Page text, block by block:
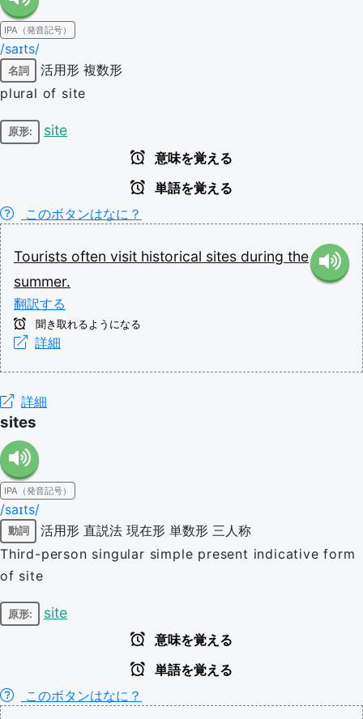
IPA（発音記号）
/saɪts/
名詞 活用形 複数形
plural of site
原形: site
意味を覚える
単語を覚える
このボタンはなに？
Tourists often visit historical sites during the
summer.
翻訳する
聞き取れるようになる
詳細
詳細
sites
IPA（発音記号）
/saɪts/
動詞 活用形 直説法 現在形 単数形 三人称
Third-person singular simple present indicative form
of site
原形: site
意味を覚える
単語を覚える
このボタンはなに？